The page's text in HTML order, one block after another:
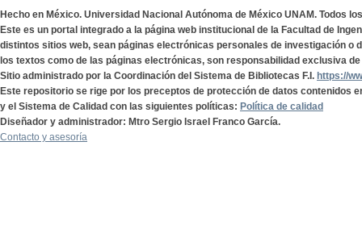
Hecho en México. Universidad Nacional Autónoma de México UNAM. Todos
Este es un portal integrado a la página web institucional de la Facultad de
distintos sitios web, sean páginas electrónicas personales de investigación o
los textos como de las páginas electrónicas, son responsabilidad exclusiva
Sitio administrado por la Coordinación del Sistema de Bibliotecas F.I. https://
Este repositorio se rige por los preceptos de protección de datos contenidos
y el Sistema de Calidad con las siguientes políticas: Política de calidad
Diseñador y administrador: Mtro Sergio Israel Franco García.
Contacto y asesoría